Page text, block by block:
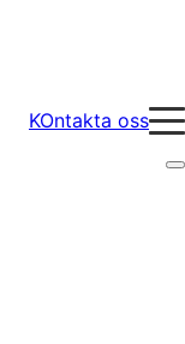
KOntakta oss